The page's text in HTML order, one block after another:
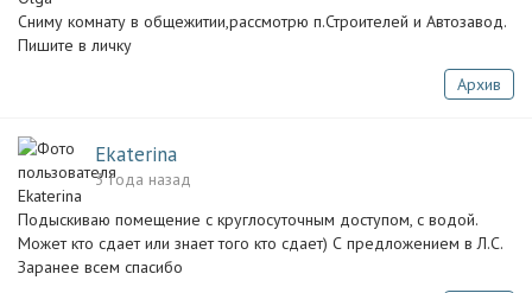
Сниму комнату в общежитии,рассмотрю п.Строителей и Автозавод.
Пишите в личку
Архив
Ekaterina
3 года назад
Подыскиваю помещение с круглосуточным доступом, с водой.
Может кто сдает или знает того кто сдает) С предложением в Л.С.
Заранее всем спасибо